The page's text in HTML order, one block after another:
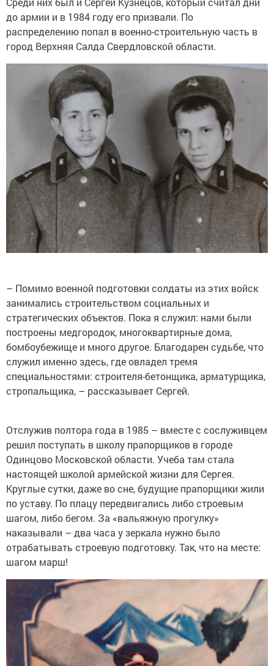
до армии и в 1984 году его призвали. По
распределению попал в военно-строительную часть в
город Верхняя Салда Свердловской области.
– Помимо военной подготовки солдаты из этих войск
занимались строительством социальных и
стратегических объектов. Пока я служил: нами были
построены медгородок, многоквартирные дома,
бомбоубежище и много другое. Благодарен судьбе, что
служил именно здесь, где овладел тремя
специальностями: строителя-бетонщика, арматурщика,
стропальщика, – рассказывает Сергей.
Отслужив полтора года в 1985 – вместе с сослуживцем
решил поступать в школу прапорщиков в городе
Одинцово Московской области. Учеба там стала
настоящей школой армейской жизни для Сергея.
Круглые сутки, даже во сне, будущие прапорщики жили
по уставу. По плацу передвигались либо строевым
шагом, либо бегом. За «вальяжную прогулку»
наказывали – два часа у зеркала нужно было
отрабатывать строевую подготовку. Так, что на месте:
шагом марш!